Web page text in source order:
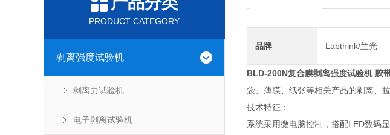
PRODUCT CATEGORY
剥离强度试验机
剥离力试验机
电子剥离试验机
品牌 Labthink/兰光
BLD-200N复合膜剥离强度试验机 胶
袋、薄膜、纸张等相关产品的剥离、
技术特征：
系统采用微电脑控制，搭配LED数码